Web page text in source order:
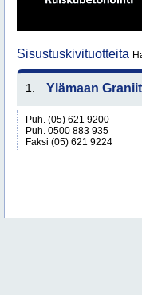
Sisustuskivituotteita
1. Ylämaan
Puh. (05) 621 9200
Puh. 0500 883 935
Faksi (05) 621 9224